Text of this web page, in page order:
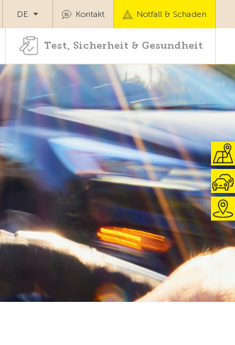
Test, Sicherheit & Gesundheit
Kontakt Notfall & Schaden
DE
Test, Sicherheit & Gesundheit